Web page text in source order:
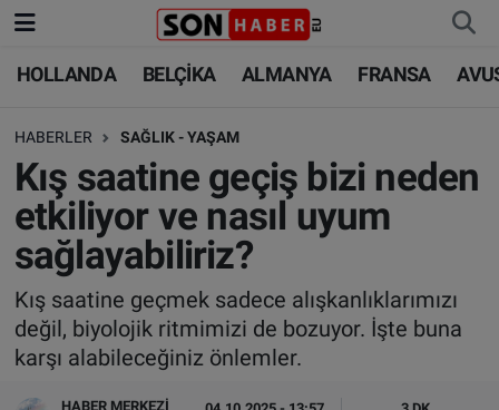
HOLLANDA BELÇİKA ALMANYA FRANSA
HABERLER SAĞLIK - YAŞAM
Kış saatine geçiş bizi neden
etkiliyor ve nasıl uyum
sağlayabiliriz?
Kış saatine geçmek sadece alışkanlıklarımızı
değil, biyolojik ritmimizi de bozuyor. İşte buna
karşı alabileceğiniz önlemler.
HABER MERKEZI
HOLLANDA
BELÇİKA
ALMANYA
FRANSA
AVUSTURYA
SAĞLIK - YAŞAM
HOLLANDA
BELÇİKA
ALMANYA
TÜRKİYE
DÜNYA
BİLİM-TEKNOLOJİ
Nöbetçi Eczaneler
Hava Durumu
Trafik Durumu
Süper Lig Puan Durumu ve Fikstür
Tüm Manşetler
Son Dakika Haberleri